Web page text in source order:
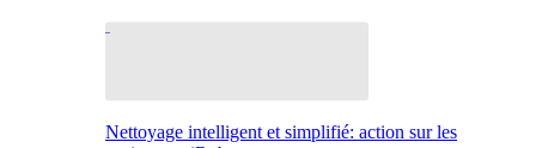
Nettoyage intelligent et simplifié: action sur les